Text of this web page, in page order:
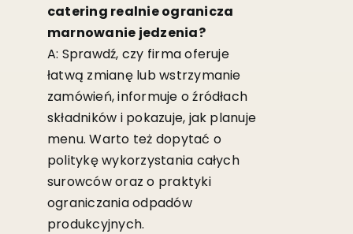
catering realnie ogranicza
marnowanie jedzenia?
A: Sprawdź, czy firma oferuje
łatwą zmianę lub wstrzymanie
zamówień, informuje o źródłach
składników i pokazuje, jak planuje
menu. Warto też dopytać o
politykę wykorzystania całych
surowców oraz o praktyki
ograniczania odpadów
produkcyjnych.